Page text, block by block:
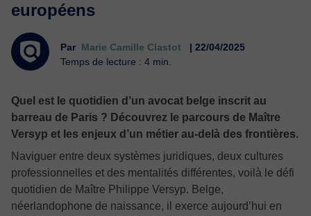
européens
Par Marie Camille Clastot
| 22/04/2025
Temps de lecture : 4 min.
Quel est le quotidien d’un avocat belge inscrit au
barreau de Paris ? Découvrez le parcours de Maître
Versyp et les enjeux d’un métier au-delà des frontières.
Naviguer entre deux systèmes juridiques, deux cultures
professionnelles et des mentalités différentes, voilà le défi
quotidien de Maître Philippe Versyp. Belge,
néerlandophone de naissance, il exerce aujourd’hui en